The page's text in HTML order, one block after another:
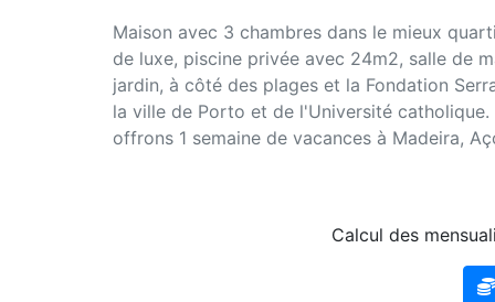
Maison avec 3 chambres dans le mieux
de luxe, piscine privée avec 24m2, salle de
jardin, à côté des plages et la Fondation
la ville de Porto et de l'Université
offrons 1 semaine de vacances à Madeira,
Calcul des